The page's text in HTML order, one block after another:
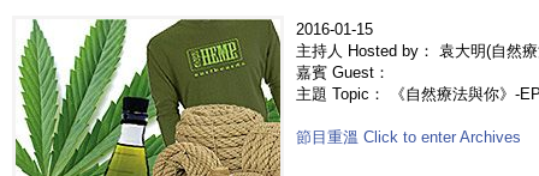
2016-01-15
主持人 Hosted by： 袁大明(自然
嘉賓 Guest：
主題 Topic： 《自然療法與你》-
節目重溫 Click to enter Archives